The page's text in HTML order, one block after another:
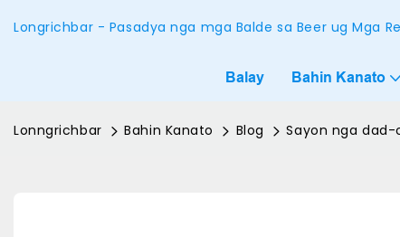
Longrichbar - Pasadya nga mga Balde sa Beer ug Mga
Balay Bahin Kanato
Lonngrichbar Bahin Kanato Blog Sayon nga